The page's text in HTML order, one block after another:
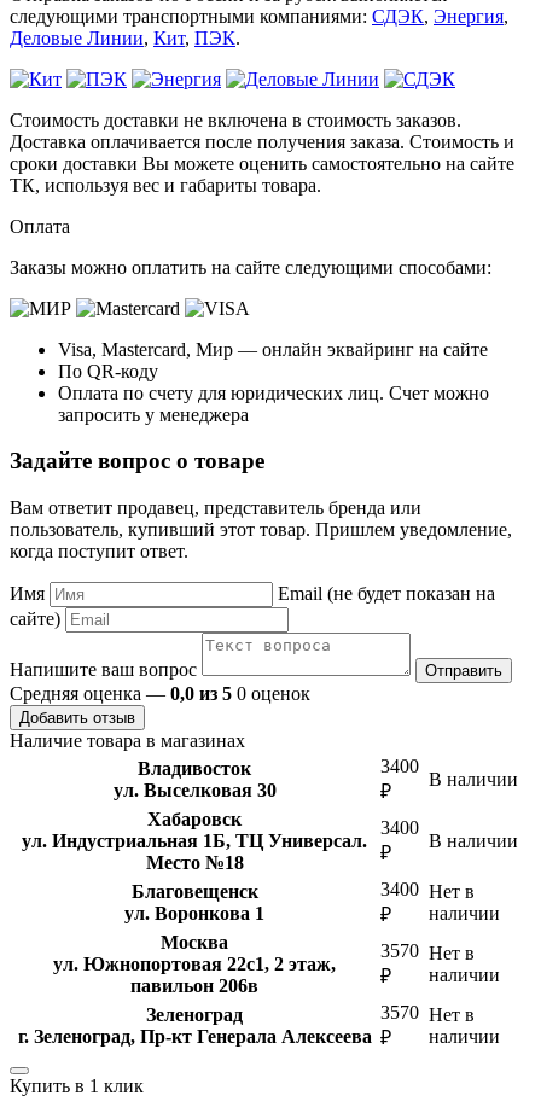
следующими транспортными компаниями: СДЭК, Энергия,
Деловые Линии, Кит, ПЭК.
Стоимость доставки не включена в стоимость заказов.
Доставка оплачивается после получения заказа. Стоимость и
сроки доставки Вы можете оценить самостоятельно на сайте
ТК, используя вес и габариты товара.
Оплата
Заказы можно оплатить на сайте следующими способами:
Visa, Mastercard, Мир — онлайн эквайринг на сайте
По QR-коду
Оплата по счету для юридических лиц. Счет можно
запросить у менеджера
Задайте вопрос о товаре
Вам ответит продавец, представитель бренда или
пользователь, купивший этот товар. Пришлем уведомление,
когда поступит ответ.
Имя
Email (не будет показан на
сайте)
Напишите ваш вопрос Отправить
Средняя оценка — 0,0 из 5 0 оценок
Добавить отзыв
Наличие товара в магазинах
Владивосток
ул. Выселковая 30
3400
₽
В наличии
Хабаровск
ул. Индустриальная 1Б, ТЦ Универсал.
Место №18
3400
₽
В наличии
Благовещенск
ул. Воронкова 1
3400
₽
Нет в
наличии
Москва
ул. Южнопортовая 22с1, 2 этаж,
павильон 206в
3570
₽
Нет в
наличии
Зеленоград
г. Зеленоград, Пр-кт Генерала Алексеева
3570
₽
Нет в
наличии
Купить в 1 клик